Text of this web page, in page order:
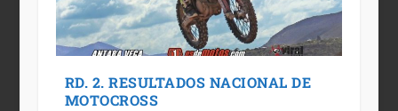
RD. 2. RESULTADOS NACIONAL DE
MOTOCROSS